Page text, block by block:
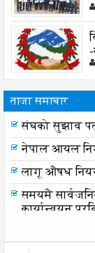
ताजा समाचार
संघको सुझाव
नेपाल आयल
लागू औषध
समयमै
कार्यान्वयन